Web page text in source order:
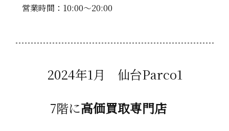
営業時間：10:00〜20:00
2024年1月 仙台Parco1
7階に高価買取専門店